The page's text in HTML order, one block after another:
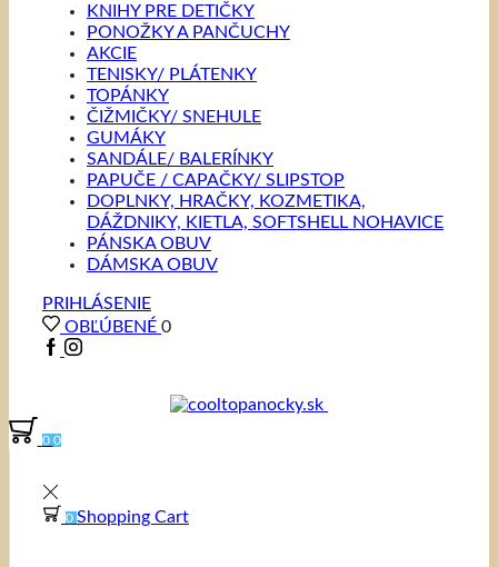
KNIHY PRE DETIČKY
PONOŽKY A PANČUCHY
AKCIE
TENISKY/ PLÁTENKY
TOPÁNKY
ČIŽMIČKY/ SNEHULE
GUMÁKY
SANDÁLE/ BALERÍNKY
PAPUČE / CAPAČKY/ SLIPSTOP
DOPLNKY, HRAČKY, KOZMETIKA,
DÁŽDNIKY, KIETLA, SOFTSHELL NOHAVICE
PÁNSKA OBUV
DÁMSKA OBUV
PRIHLÁSENIE
OBĽÚBENÉ 0
0 0
0 Shopping Cart